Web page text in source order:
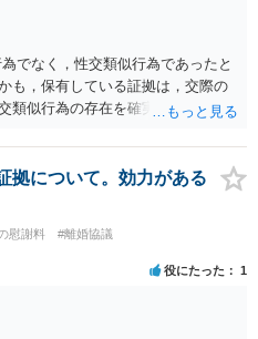
でなく，性交類似行為であったと
も，保有している証拠は，交際の
類似行為の存在を確実に証明でき
から，慰謝料請求を進めることで
ついては，婚姻破綻に至っていな
になるかもしれません。 ②夫との
否かを検討するのがよいと思いま
証明力を強めることも含む）でき
るという考え方でもよいでしょ
います。 ③行政書士に委任をして
委任なのか不明ですが，その行政
拠について。効力がある
慰謝料
#離婚協議
役にたった 1